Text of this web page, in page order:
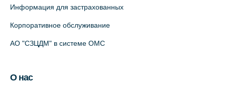
Кронверкском пр., 31 (официальный
партнёр)
Клиника “ПулковоСтом” на Пулковском
Информация для застрахованных
Корпоративное обслуживание
АО "СЗЦДМ" в системе ОМС
О нас